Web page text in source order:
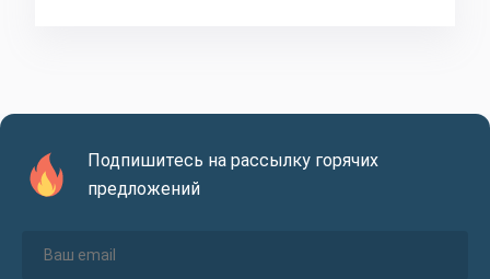
Подпишитесь на рассылку горячих
предложений